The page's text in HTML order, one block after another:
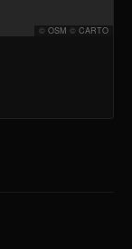
© OSM © CARTO